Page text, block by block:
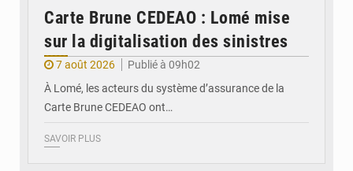
Carte Brune CEDEAO : Lomé mise
sur la digitalisation des sinistres
7 août 2026
Publié à 09h02
À Lomé, les acteurs du système d’assurance de la
Carte Brune CEDEAO ont…
SAVOIR PLUS